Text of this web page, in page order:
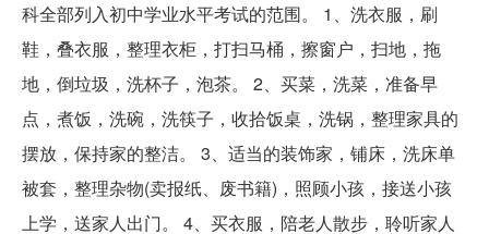
科全部列入初中学业水平考试的范围。 1、洗衣服，刷
鞋，叠衣服，整理衣柜，打扫马桶，擦窗户，扫地，拖
地，倒垃圾，洗杯子，泡茶。 2、买菜，洗菜，准备早
点，煮饭，洗碗，洗筷子，收拾饭桌，洗锅，整理家具的
摆放，保持家的整洁。 3、适当的装饰家，铺床，洗床单
被套，整理杂物(卖报纸、废书籍)，照顾小孩，接送小孩
上学，送家人出门。 4、买衣服，陪老人散步，聆听家人